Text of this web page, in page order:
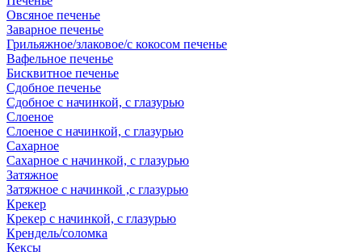
Овсяное печенье
Заварное печенье
Грильяжное/злаковое/с кокосом печенье
Вафельное печенье
Бисквитное печенье
Сдобное печенье
Сдобное с начинкой, с глазурью
Слоеное
Слоеное с начинкой, с глазурью
Сахарное
Сахарное с начинкой, с глазурью
Затяжное
Затяжное с начинкой ,с глазурью
Крекер
Крекер с начинкой, с глазурью
Крендель/соломка
Кексы